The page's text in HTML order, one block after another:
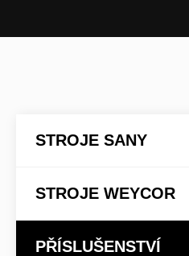
STROJE SANY
STROJE WEYCOR
PŘÍSLUŠENSTVÍ